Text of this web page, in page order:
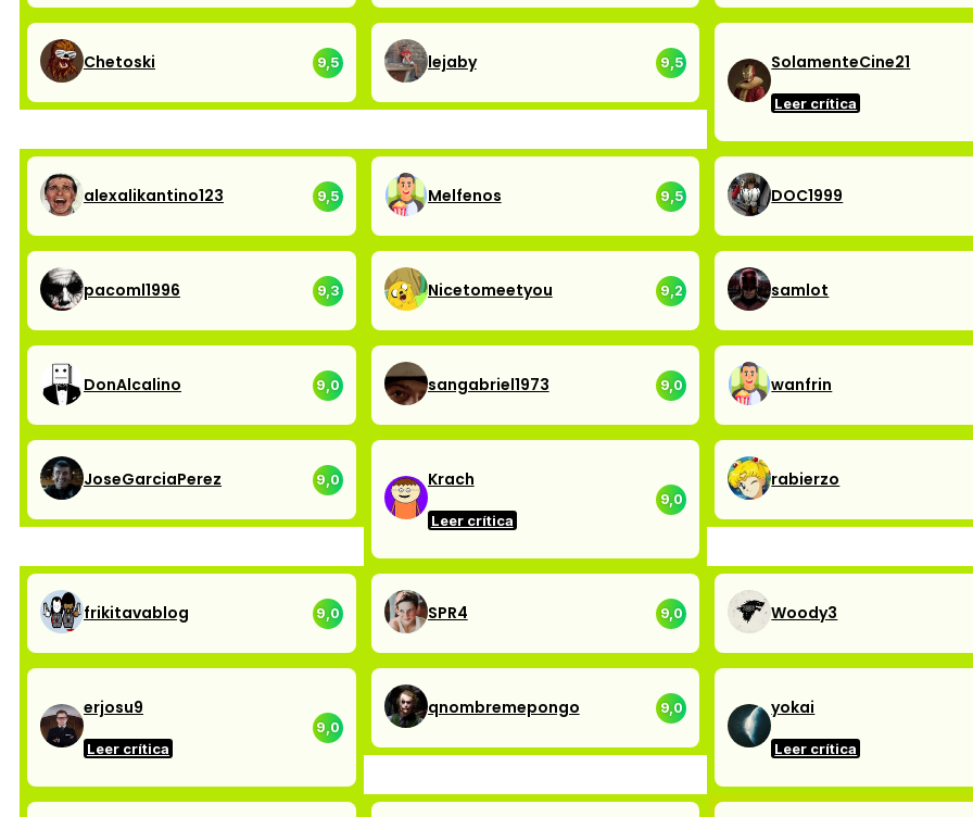
Chetoski 9,5 lejaby 9,5 SolamenteCine21
Leer crítica
alexalikantino123 9,5 Melfenos 9,5 DOC1999
pacoml1996 9,3 Nicetomeetyou 9,2 samlot
DonAlcalino 9,0 sangabriel1973 9,0 wanfrin
JoseGarciaPerez 9,0 Krach
Leer crítica
9,0
rabierzo
frikitavablog 9,0 SPR4 9,0 Woody3
erjosu9
Leer crítica
9,0
qnombremepongo 9,0 yokai
Leer crítica